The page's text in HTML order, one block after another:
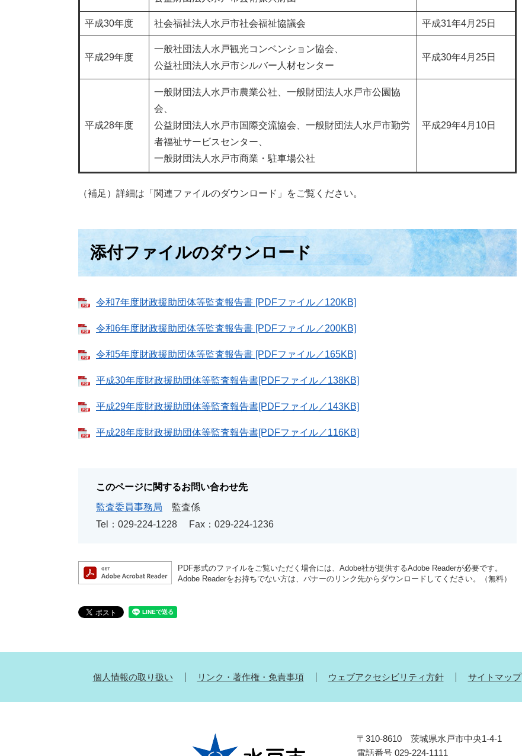
平成30年度 社会福祉法人水戸市社会福祉協議会 平成31年4月25日
平成29年度
一般社団法人水戸観光コンベンション協会、
公益社団法人水戸市シルバー人材センター
平成30年4月25日
平成28年度
一般財団法人水戸市農業公社、一般財団法人水戸市公園協
会、
公益財団法人水戸市国際交流協会、一般財団法人水戸市勤労
者福祉サービスセンター、
一般財団法人水戸市商業・駐車場公社
平成29年4月10日
（補足）詳細は「関連ファイルのダウンロード」をご覧ください。
添付ファイルのダウンロード
令和7年度財政援助団体等監査報告書 [PDFファイル／120KB]
令和6年度財政援助団体等監査報告書 [PDFファイル／200KB]
令和5年度財政援助団体等監査報告書 [PDFファイル／165KB]
平成30年度財政援助団体等監査報告書[PDFファイル／138KB]
平成29年度財政援助団体等監査報告書[PDFファイル／143KB]
平成28年度財政援助団体等監査報告書[PDFファイル／116KB]
このページに関するお問い合わせ先
監査委員事務局
監査係
Tel：029-224-1228
Fax：029-224-1236
PDF形式のファイルをご覧いただく場合には、Adobe社が提供するAdobe Readerが必要です。
Adobe Readerをお持ちでない方は、バナーのリンク先からダウンロードしてください。（無料）
個人情報の取り扱い リンク・著作権・免責事項 ウェブアクセシビリティ方針 サイトマップ
〒310-8610 茨城県水戸市中央1-4-1
電話番号 029-224-1111